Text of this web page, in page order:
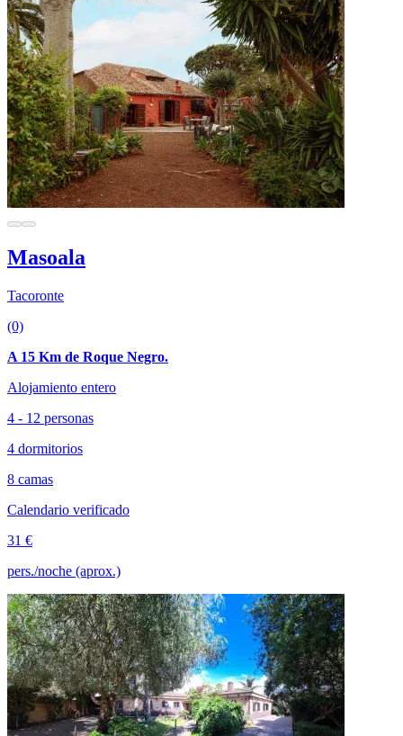
Masoala
Tacoronte
(0)
A 15 Km de Roque Negro.
Alojamiento entero
4 - 12 personas
4 dormitorios
8 camas
Calendario verificado
31 €
pers./noche (aprox.)